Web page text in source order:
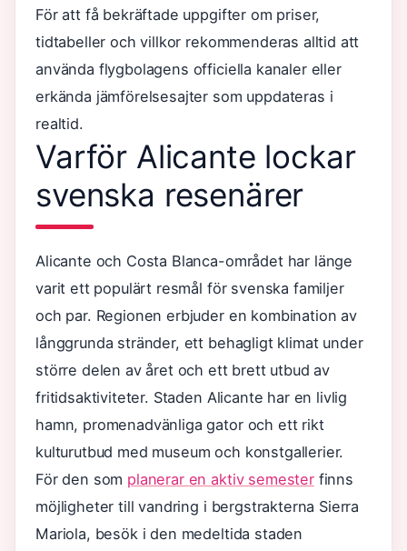
För att få bekräftade uppgifter om priser,
tidtabeller och villkor rekommenderas alltid att
använda flygbolagens officiella kanaler eller
erkända jämförelsesajter som uppdateras i
realtid.
Varför Alicante lockar
svenska resenärer
Alicante och Costa Blanca-området har länge
varit ett populärt resmål för svenska familjer
och par. Regionen erbjuder en kombination av
långgrunda stränder, ett behagligt klimat under
större delen av året och ett brett utbud av
fritidsaktiviteter. Staden Alicante har en livlig
hamn, promenadvänliga gator och ett rikt
kulturutbud med museum och konstgallerier.
För den som planerar en aktiv semesterfinns
möjligheter till vandring i bergstrakterna Sierra
Mariola, besök i den medeltida staden